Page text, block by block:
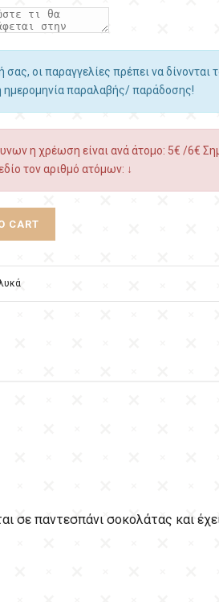
σας, οι παραγγελίες πρέπει να δίνονται
ημερομηνία παραλαβής/ παράδοσης!
η χρέωση είναι ανά άτομο: 5€ /6€
τον αριθμό ατόμων: ↓
CART
σε παντεσπάνι σοκολάτας και